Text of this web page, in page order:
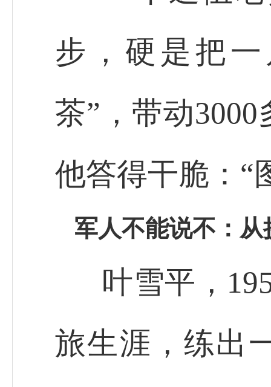
步，硬是把
茶”，带动
他答得干脆：“
军人不能说不：从
叶雪平，
旅生涯，练出